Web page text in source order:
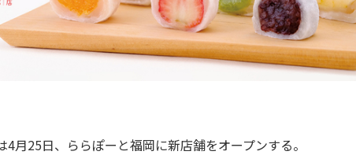
月25日、ららぽーと福岡に新店舗をオープンする。